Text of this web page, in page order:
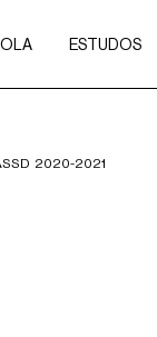
ESTUDOS
2020-2021